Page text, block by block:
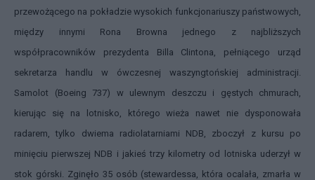
przewożącego na pokładzie wysokich funkcjonariuszy państwowych,
między innymi Rona Browna jednego z najbliższych
współpracowników prezydenta Billa Clintona, pełniącego urząd
sekretarza handlu w ówczesnej waszyngtońskiej administracji.
Samolot (Boeing 737) w ulewnym deszczu i gęstych chmurach,
kierując się na lotnisko, którego wieża nawet nie dysponowała
radarem, tylko dwiema radiolatarniami NDB, zboczył z kursu po
minięciu pierwszej NDB i jakieś trzy kilometry od lotniska uderzył w
stok górski. Zginęło 35 osób (stewardessa, która ocalała, zmarła w